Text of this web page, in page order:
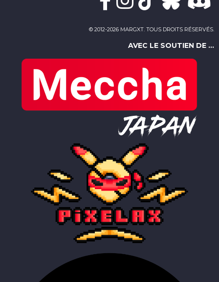
© 2012-2026 MARGXT. TOUS DROITS RÉSERVÉS.
AVEC LE SOUTIEN DE ...